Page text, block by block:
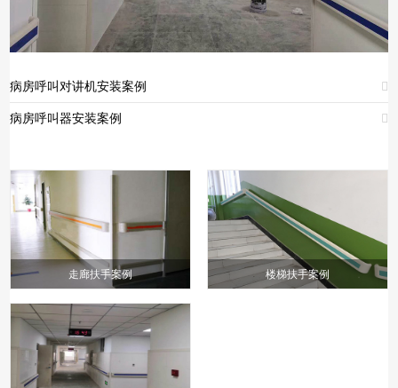
病房呼叫对讲机安装案例 
病房呼叫器安装案例 
走廊扶手案例 楼梯扶手案例